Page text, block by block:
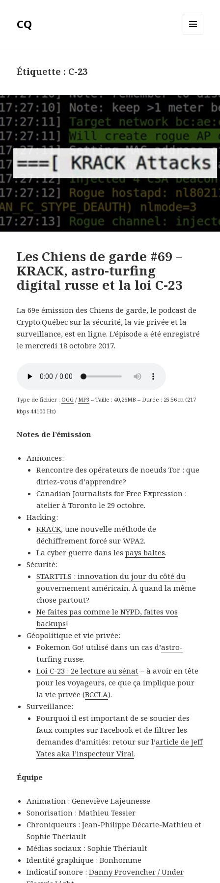
CQ
Étiquette : C-23
Les Chiens de garde #69 –
KRACK, astro-turfing
digital russe et la loi C-23
La 69e émission des Chiens de garde, le podcast de
Crypto.Québec sur la sécurité, la vie privée et la
surveillance, est en ligne. L’épisode a été enregistré
le mercredi 18 octobre 2017.
Type de fichier : OGG / MP3 – Taille : 40,26MB – Durée : 25:56 m (217
kbps 44100 Hz)
Notes de l’émission
Annonces:
Rencontre des opérateurs de noeuds Tor : que
diriez-vous d’apprendre?
Canadian Journalists for Free Expression :
atelier à Toronto le 29 octobre.
Hacking:
KRACK, une nouvelle méthode de
déchiffrement forcé sur WPA2.
La cyber guerre dans lespays baltes.
Sécurité:
STARTTLS : innovation du jour du côté du
gouvernement américain. À quand la même
chose partout?
Ne faites pas comme le NYPD, faites vos
backups!
Géopolitique et vie privée:
Pokemon Go! utilisé dans un cas d’astro-
turfing russe.
Loi C-23 : 2e lecture au sénat – à avoir en tête
pour les voyageurs, ce que ça implique pour
la vie privée (BCCLA).
Surveillance:
Pourquoi il est important de se soucier des
faux comptes sur Facebook et de filtrer les
demandes d’amitiés: retour sur l’article de Jeff
Yates aka l’inspecteur Viral.
Équipe
Animation : Geneviève Lajeunesse
Sonorisation : Mathieu Tessier
Chroniqueurs : Jean-Philippe Décarie-Mathieu et
Sophie Thériault
Médias sociaux : Sophie Thériault
Identité graphique :Bonhomme
Indicatif sonore :Danny Provencher / Under